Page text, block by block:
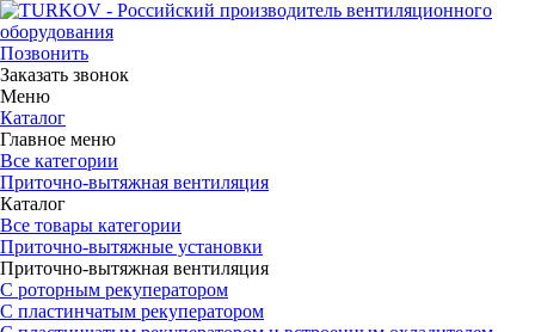
Позвонить
Заказать звонок
Меню
Каталог
Главное меню
Все категории
Приточно-вытяжная вентиляция
Каталог
Все товары категории
Приточно-вытяжные установки
Приточно-вытяжная вентиляция
С роторным рекуператором
С пластинчатым рекуператором